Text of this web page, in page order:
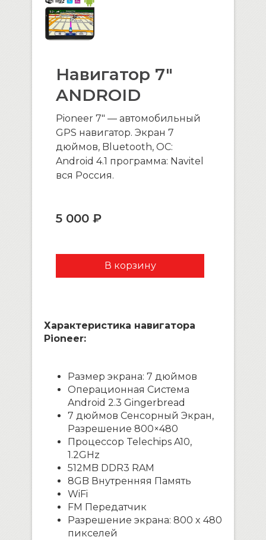
Навигатор 7″
ANDROID
Pioneer 7″ — автомобильный
GPS навигатор. Экран 7
дюймов, Bluetooth, ОС:
Android 4.1 программа: Navitel
вся Россия.
5 000 ₽
Характеристика навигатора
Pioneer:
Размер экрана: 7 дюймов
Операционная Система
Android 2.3 Gingerbread
7 дюймов Сенсорный Экран,
Разрешение 800×480
Процессор Telechips A10,
1.2GHz
512MB DDR3 RAM
8GB Внутренняя Память
WiFi
FM Передатчик
Разрешение экрана: 800 x 480
пикселей